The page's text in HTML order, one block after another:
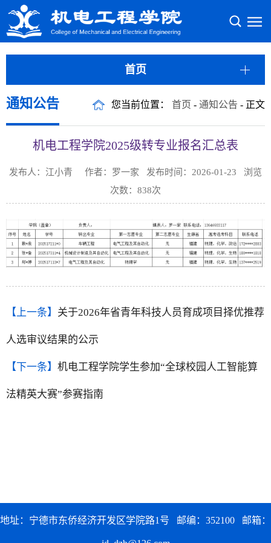
首页
通知公告 您当前位置： 首页 - 通知公告 - 正文
机电工程学院2025级转专业报名汇总表
发布人：江小青 作者：罗一家 发布时间：2026-01-23 浏览
次数： 838次
【上一条】 关于2026年省青年科技人员育成项目择优推荐
人选审议结果的公示
【下一条】 机电工程学院学生参加“全球校园人工智能算
法精英大赛”参赛指南
地址：宁德市东侨经济开发区学院路1号 邮编：352100 邮箱：